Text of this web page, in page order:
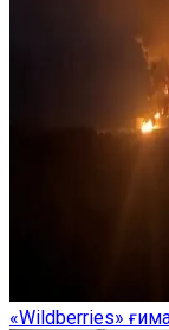
«Wildberries»